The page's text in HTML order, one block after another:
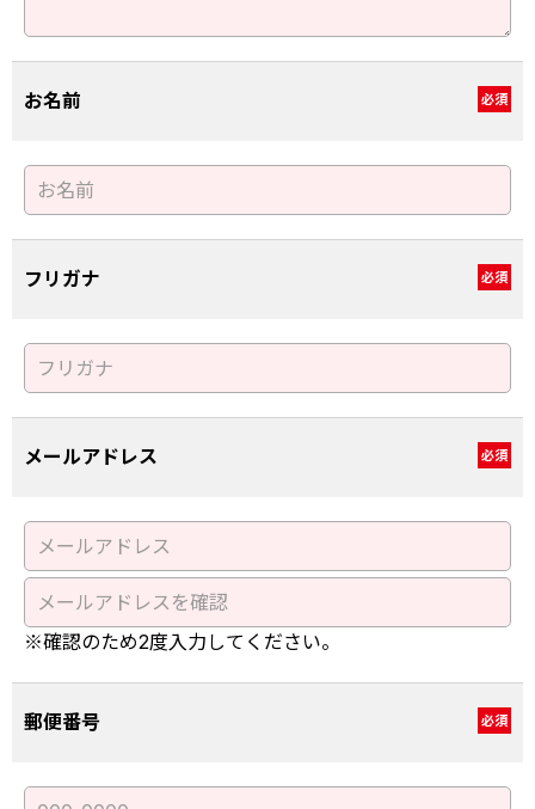
お名前 必須
フリガナ 必須
メールアドレス 必須
※確認のため2度入力してください。
郵便番号 必須